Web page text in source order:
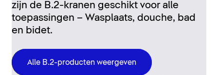
zijn de B.2-kranen geschikt voor alle
toepassingen – Wasplaats, douche, bad
en bidet.
Alle B.2-producten weergeven